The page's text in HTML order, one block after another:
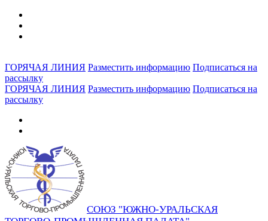
ГОРЯЧАЯ ЛИНИЯ Разместить информацию Подписаться на
рассылку
ГОРЯЧАЯ ЛИНИЯ Разместить информацию Подписаться на
рассылку
СОЮЗ "ЮЖНО-УРАЛЬСКАЯ